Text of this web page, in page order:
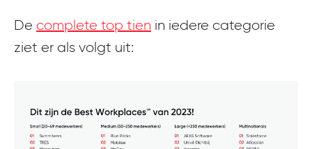
De complete top tien in iedere categorie
ziet er als volgt uit: